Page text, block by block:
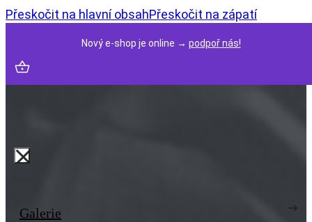
Přeskočit na hlavní obsahPřeskočit na zápatí
Nový e-shop je online → podpoř nás!
Galerie